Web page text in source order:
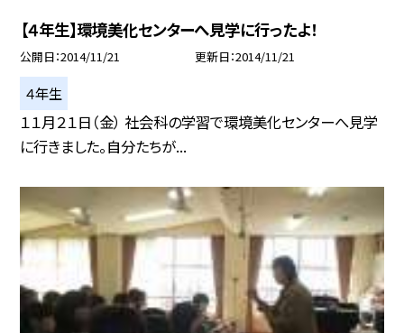
【４年生】環境美化センターへ見学に行ったよ！
公開日 2014/11/21 更新日 2014/11/21
４年生
１１月２１日（金） 社会科の学習で環境美化センターへ見学
に行きました。自分たちが...